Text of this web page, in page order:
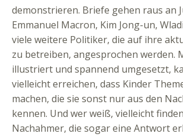
demonstrieren. Briefe gehen raus an
Emmanuel Macron, Kim Jong-un,
viele weitere Politiker, die auf ihre
zu betreiben, angesprochen werden.
illustriert und spannend umgesetzt,
vielleicht erreichen, dass Kinder
machen, die sie sonst nur aus den
kennen. Und wer weiß, vielleicht
Nachahmer, die sogar eine Antwort